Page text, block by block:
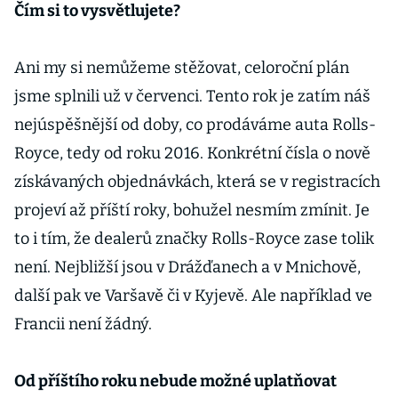
Čím si to vysvětlujete?
Ani my si nemůžeme stěžovat, celoroční plán
jsme splnili už v červenci. Tento rok je zatím náš
nejúspěšnější od doby, co prodáváme auta Rolls-
Royce, tedy od roku 2016. Konkrétní čísla o nově
získávaných objednávkách, která se v registracích
projeví až příští roky, bohužel nesmím zmínit. Je
to i tím, že dealerů značky Rolls-Royce zase tolik
není. Nejbližší jsou v Drážďanech a v Mnichově,
další pak ve Varšavě či v Kyjevě. Ale například ve
Francii není žádný.
Od příštího roku nebude možné uplatňovat